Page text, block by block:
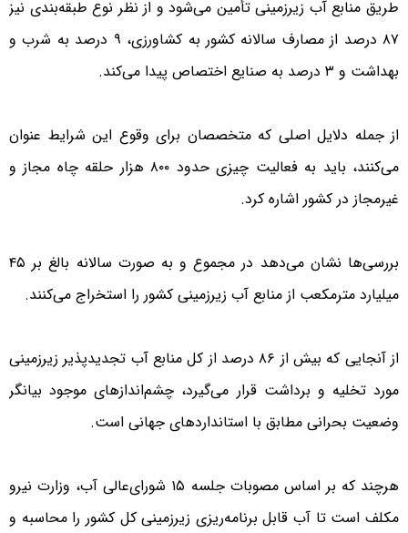
طریق منابع آب زیرزمینی تأمین می‌شود و از نظر نوع طبقه‌بندی نیز
۸۷ درصد از مصارف سالانه کشور به کشاورزی، ۹ درصد به شرب و
بهداشت و ۳ درصد به صنایع اختصاص پیدا می‌کند.
از جمله دلایل اصلی که متخصصان برای وقوع این شرایط عنوان
می‌کنند، باید به فعالیت چیزی حدود ۸۰۰ هزار حلقه چاه مجاز و
غیرمجاز در کشور اشاره کرد.
بررسی‌ها نشان می‌دهد در مجموع و به صورت سالانه بالغ بر ۴۵
میلیارد مترمکعب از منابع آب زیرزمینی کشور را استخراج می‌کنند.
از آنجایی که بیش از ۸۶ درصد از کل منابع آب تجدیدپذیر زیرزمینی
مورد تخلیه و برداشت قرار می‌گیرد، چشم‌اندازهای موجود بیانگر
وضعیت بحرانی مطابق با استانداردهای جهانی است.
هرچند که بر اساس مصوبات جلسه ۱۵ شورای‌عالی آب، وزارت نیرو
مکلف است تا آب قابل برنامه‌ریزی زیرزمینی کل کشور را محاسبه و